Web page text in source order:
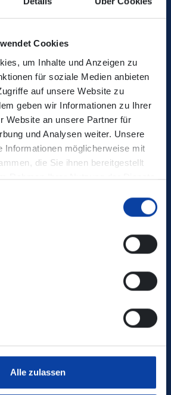
Cookies
um Inhalte und Anzeigen zu
für soziale Medien anbieten
auf unsere Website zu
geben wir Informationen zu Ihrer
Website an unsere Partner für
und Analysen weiter. Unsere
Informationen möglicherweise mit
die Sie ihnen bereitgestellt
Rahmen Ihrer Nutzung der Dienste
Alle zulassen
Mayen-